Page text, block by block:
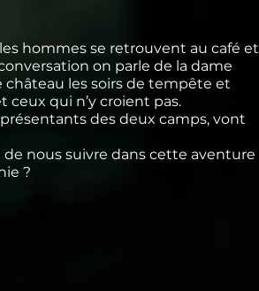
hommes se retrouvent au café et
on parle de la dame
les soirs de tempête et
qui n’y croient pas.
des deux camps, vont
nous suivre dans cette aventure
?